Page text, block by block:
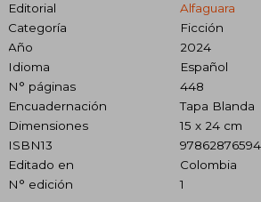
Editorial
Alfaguara
Categoría
Ficción
Año
2024
Idioma
Español
N° páginas
448
Encuadernación
Tapa Blanda
Dimensiones
15 x 24 cm
ISBN13
Editado en
Colombia
N° edición
1